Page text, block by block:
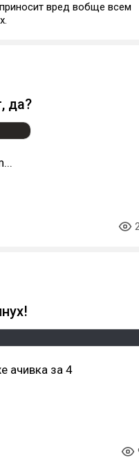
вред вобще всем
да?
ачивка за 4